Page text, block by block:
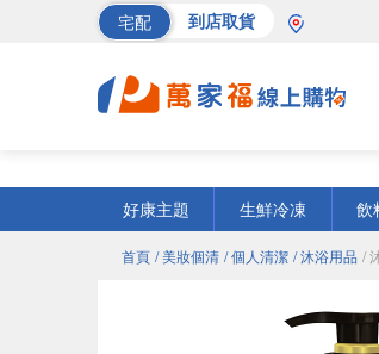
宅配 到店取貨
好康主題
生鮮冷凍 飲
首頁 / 美妝個清 / 個人清潔 / 沐浴用品 /